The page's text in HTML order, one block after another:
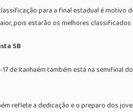
para a final estadual é
pois estarão os melhores
SB
de Itanhaém também está na
reflete a dedicação e o preparo dos